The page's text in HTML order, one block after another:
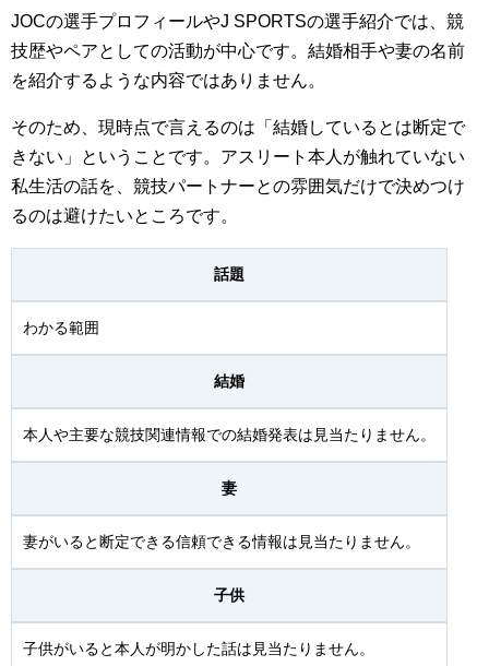
JOCの選手プロフィールやJ SPORTSの選手紹介では、競
技歴やペアとしての活動が中心です。結婚相手や妻の名前
を紹介するような内容ではありません。
そのため、現時点で言えるのは「結婚しているとは断定で
きない」ということです。アスリート本人が触れていない
私生活の話を、競技パートナーとの雰囲気だけで決めつけ
るのは避けたいところです。
話題
わかる範囲
結婚
本人や主要な競技関連情報での結婚発表は見当たりません。
妻
妻がいると断定できる信頼できる情報は見当たりません。
子供
子供がいると本人が明かした話は見当たりません。